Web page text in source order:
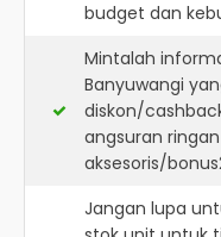
budget dan
Mintalah
Banyuwangi
diskon/
angsuran
aksesoris/
Jangan lupa